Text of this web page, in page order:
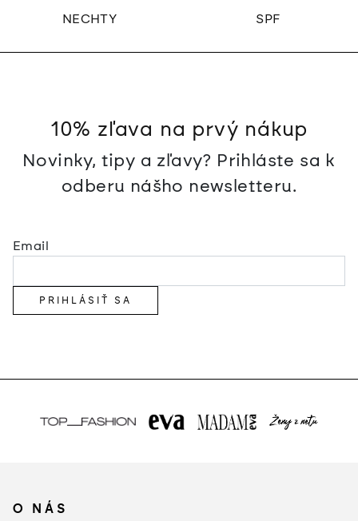
NECHTY SPF
10% zľava na prvý nákup
Novinky, tipy a zľavy? Prihláste sa k
odberu nášho newsletteru.
Email
PRIHLÁSIŤ SA
O NÁS